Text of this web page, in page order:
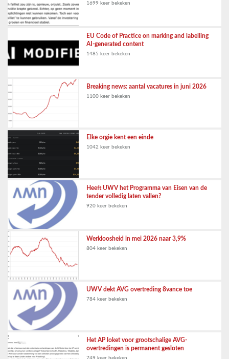
1699 keer bekeken
EU Code of Practice on marking and labelling
AI-generated content
1485 keer bekeken
Breaking news: aantal vacatures in juni 2026
1100 keer bekeken
Elke orgie kent een einde
1042 keer bekeken
Heeft UWV het Programma van Eisen van de
tender volledig laten vallen?
920 keer bekeken
Werkloosheid in mei 2026 naar 3,9%
804 keer bekeken
UWV dekt AVG overtreding 8vance toe
784 keer bekeken
Het AP loket voor grootschalige AVG-
overtredingen is permanent gesloten
749 keer bekeken